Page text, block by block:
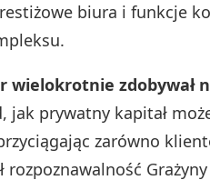
biura i funkcje
wielokrotnie zdobywał
jak prywatny kapitał
zarówno
rozpoznawalność